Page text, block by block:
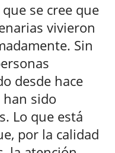
se cree que
vivieron
Sin
desde hace
sido
Lo que está
por la calidad